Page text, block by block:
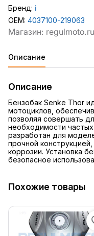
Бренд: ℹ️
OEM: 4037100-219063
Описание
Описание
Бензобак Senke Thor
мотоциклов,
позволяя совершать
необходимости
разработан для
прочной
коррозии. Установка
безопасное
Похожие товары